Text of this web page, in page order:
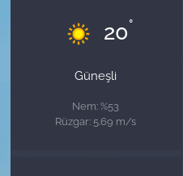
20°
Güneşli
Nem: %53
Rüzgar: 5.69 m/s